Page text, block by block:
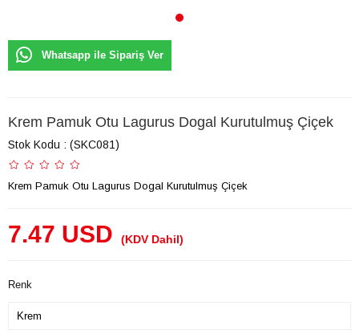
Whatsapp ile Sipariş Ver
Krem Pamuk Otu Lagurus Dogal Kurutulmuş Çiçek
Stok Kodu (SKC081)
Krem Pamuk Otu Lagurus Dogal Kurutulmuş Çiçek
7.47 USD (KDV Dahil)
Renk